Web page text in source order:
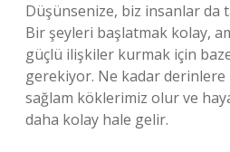
Düşünsenize, biz insanlar da
Bir şeyleri başlatmak kolay,
güçlü ilişkiler kurmak için
gerekiyor. Ne kadar
sağlam köklerimiz olur ve
daha kolay hale gelir.